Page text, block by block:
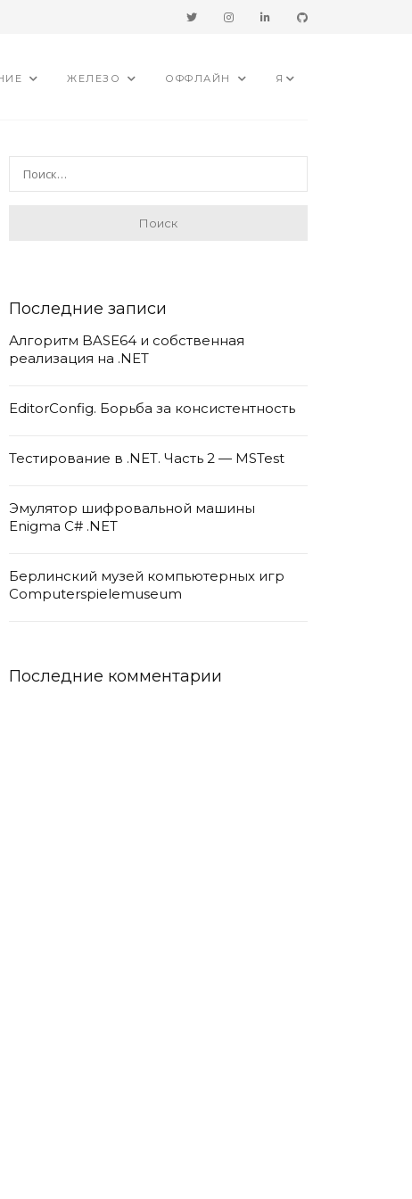
ЖЕЛЕЗО ОФФЛАЙН Я
Последние записи
Алгоритм BASE64 и собственная
реализация на .NET
EditorConfig. Борьба за консистентность
Тестирование в .NET. Часть 2 — MSTest
Эмулятор шифровальной машины
Enigma C# .NET
Берлинский музей компьютерных игр
Computerspielemuseum
Последние комментарии